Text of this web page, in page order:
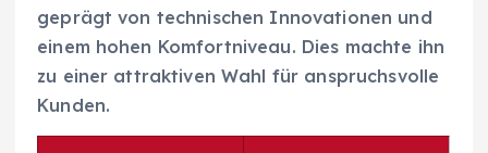
geprägt von technischen Innovationen und
einem hohen Komfortniveau. Dies machte ihn
zu einer attraktiven Wahl für anspruchsvolle
Kunden.